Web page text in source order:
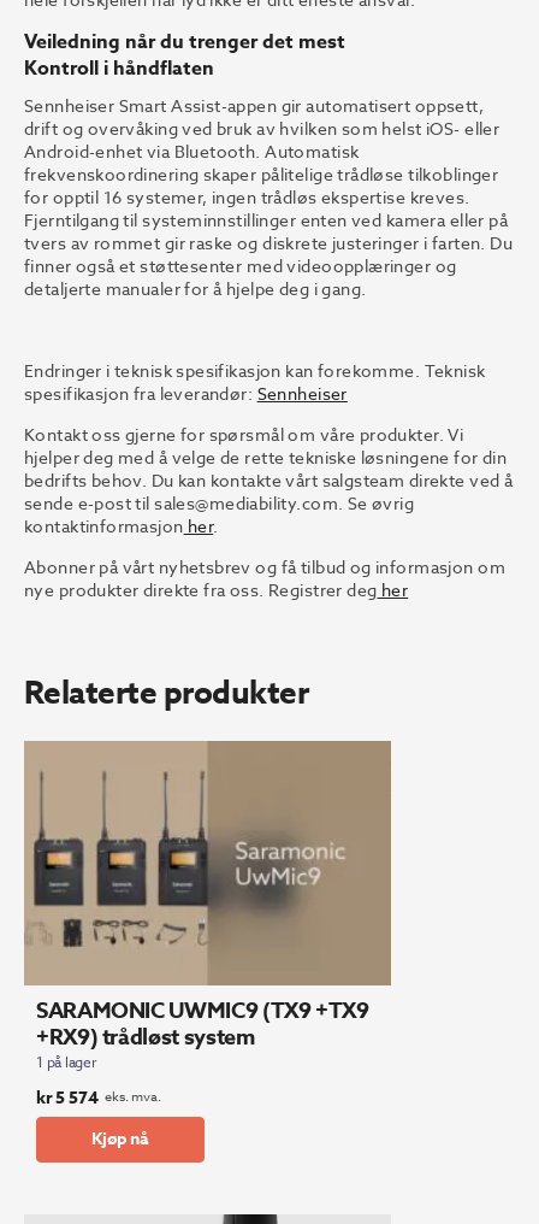
Veiledning når du trenger det mest
Kontroll i håndflaten
Sennheiser Smart Assist-appen gir automatisert oppsett,
drift og overvåking ved bruk av hvilken som helst iOS- eller
Android-enhet via Bluetooth. Automatisk
frekvenskoordinering skaper pålitelige trådløse tilkoblinger
for opptil 16 systemer, ingen trådløs ekspertise kreves.
Fjerntilgang til systeminnstillinger enten ved kamera eller på
tvers av rommet gir raske og diskrete justeringer i farten. Du
finner også et støttesenter med videoopplæringer og
detaljerte manualer for å hjelpe deg i gang.
Endringer i teknisk spesifikasjon kan forekomme. Teknisk
spesifikasjon fra leverandør: Sennheiser
Kontakt oss gjerne for spørsmål om våre produkter. Vi
hjelper deg med å velge de rette tekniske løsningene for din
bedrifts behov. Du kan kontakte vårt salgsteam direkte ved å
sende e-post tilsales@mediability.com. Se øvrig
kontaktinformasjon her.
Abonner på vårt nyhetsbrev og få tilbud og informasjon om
nye produkter direkte fra oss. Registrer deg her
Relaterte produkter
SARAMONIC UWMIC9 (TX9 +TX9
+RX9) trådløst system
1 på lager
kr5 574 eks. mva.
Kjøp nå